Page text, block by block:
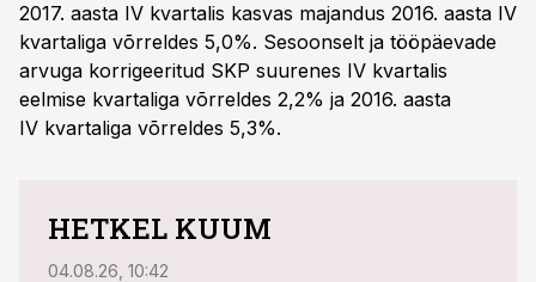
2017. aasta IV kvartalis kasvas majandus 2016. aasta IV
kvartaliga võrreldes 5,0%. Sesoonselt ja tööpäevade
arvuga korrigeeritud SKP suurenes IV kvartalis
eelmise kvartaliga võrreldes 2,2% ja 2016. aasta
IV kvartaliga võrreldes 5,3%.
HETKEL KUUM
04.08.26, 10:42